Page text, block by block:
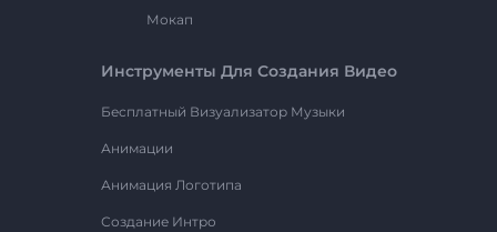
Мокап
Инструменты Для Создания Видео
Бесплатный Визуализатор Музыки
Анимации
Анимация Логотипа
Создание Интро